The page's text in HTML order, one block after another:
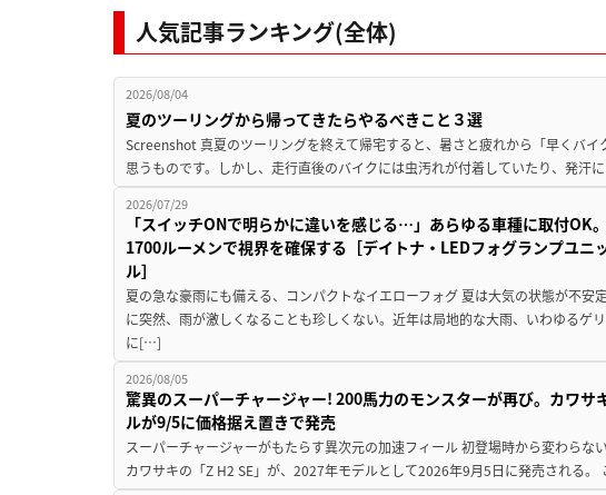
人気記事ランキング(全体)
2026/08/04
夏のツーリングから帰ってきたらやるべきこと３選
Screenshot 真夏のツーリングを終えて帰宅すると、暑さと疲れから「早くバイ
思うものです。しかし、走行直後のバイクには虫汚れが付着していたり、発汗
2026/07/29
「スイッチONで明らかに違いを感じる…」あらゆる車種に取付OK
1700ルーメンで視界を確保する［デイトナ・LEDフォグランプユニ
ル］
夏の急な豪雨にも備える、コンパクトなイエローフォグ 夏は大気の状態が不安
に突然、雨が激しくなることも珍しくない。近年は局地的な大雨、いわゆるゲ
に[…]
2026/08/05
驚異のスーパーチャージャー! 200馬力のモンスターが再び。カワサ
ルが9/5に価格据え置きで発売
スーパーチャージャーがもたらす異次元の加速フィール 初登場時から変わらな
カワサキの「Z H2 SE」が、2027年モデルとして2026年9月5日に発売される